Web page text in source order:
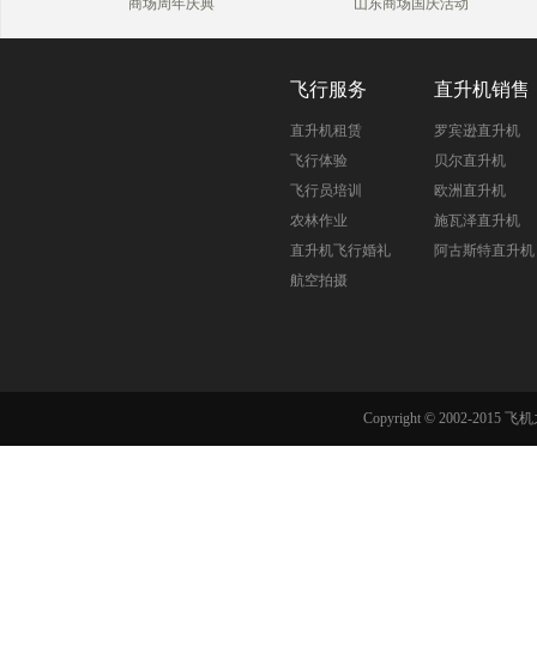
商场周年庆典 山东商场国庆活动
飞行服务
直升机租赁
飞行体验
飞行员培训
农林作业
直升机飞行婚礼
航空拍摄
直升机销售
罗宾逊直升机
贝尔直升机
欧洲直升机
施瓦泽直升机
阿古斯特直升机
Copyright © 2002-2015 飞